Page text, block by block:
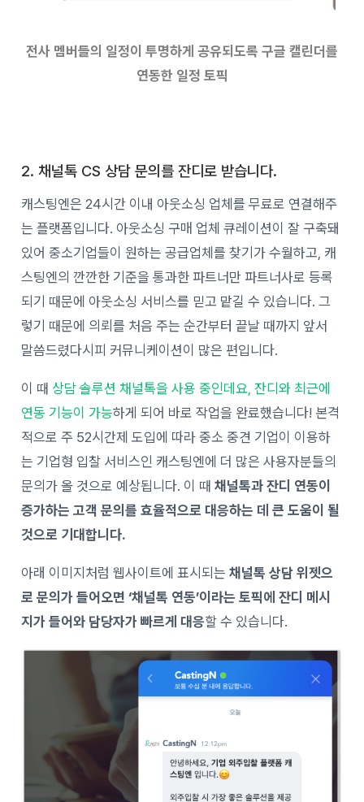
전사 멤버들의 일정이 투명하게 공유되도록 구글 캘린더를
연동한 일정 토픽
2. 채널톡 CS 상담 문의를 잔디로 받습니다.
캐스팅엔은 24시간 이내 아웃소싱 업체를 무료로 연결해주
는 플랫폼입니다. 아웃소싱 구매 업체 큐레이션이 잘 구축돼
있어 중소기업들이 원하는 공급업체를 찾기가 수월하고, 캐
스팅엔의 깐깐한 기준을 통과한 파트너만 파트너사로 등록
되기 때문에 아웃소싱 서비스를 믿고 맡길 수 있습니다. 그
렇기 때문에 의뢰를 처음 주는 순간부터 끝날 때까지 앞서
말씀드렸다시피 커뮤니케이션이 많은 편입니다.
이 때 상담 솔루션 채널톡을 사용 중인데요, 잔디와 최근에
연동 기능이 가능하게 되어 바로 작업을 완료했습니다! 본격
적으로 주 52시간제 도입에 따라 중소 중견 기업이 이용하
는 기업형 입찰 서비스인 캐스팅엔에 더 많은 사용자분들의
문의가 올 것으로 예상됩니다. 이 때채널톡과 잔디 연동이
증가하는 고객 문의를 효율적으로 대응하는 데 큰 도움이 될
것으로 기대합니다.
아래 이미지처럼 웹사이트에 표시되는채널톡 상담 위젯으
로 문의가 들어오면 ‘채널톡 연동’이라는 토픽에 잔디 메시
지가 들어와 담당자가 빠르게 대응할 수 있습니다.